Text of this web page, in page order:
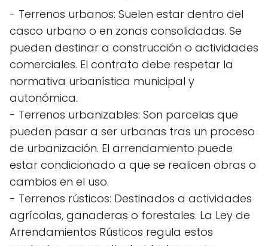
- Terrenos urbanos: Suelen estar dentro del
casco urbano o en zonas consolidadas. Se
pueden destinar a construcción o actividades
comerciales. El contrato debe respetar la
normativa urbanística municipal y
autonómica.
- Terrenos urbanizables: Son parcelas que
pueden pasar a ser urbanas tras un proceso
de urbanización. El arrendamiento puede
estar condicionado a que se realicen obras o
cambios en el uso.
- Terrenos rústicos: Destinados a actividades
agrícolas, ganaderas o forestales. La Ley de
Arrendamientos Rústicos regula estos